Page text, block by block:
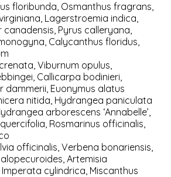
floribunda, Osmanthus fragrans,
Lagerstroemia indica,
canadensis, Pyrus calleryana,
Calycanthus floridus,
Viburnum opulus,
Callicarpa bodinieri,
dammerii, Euonymus alatus
nitida, Hydrangea paniculata
arborescens ‘Annabelle’,
Rosmarinus officinalis,
officinalis, Verbena bonariensis,
Artemisia
cylindrica, Miscanthus